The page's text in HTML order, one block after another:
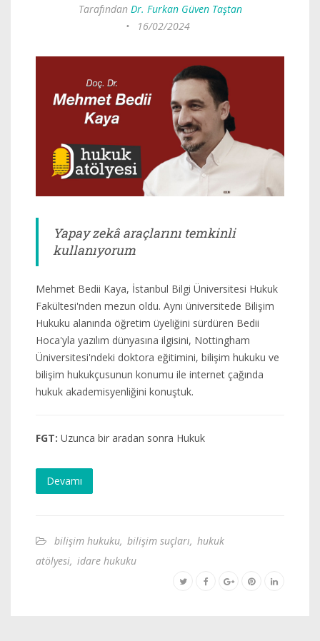
Tarafından Dr. Furkan Güven Taştan
•
16/02/2024
Yapay zekâ araçlarını temkinli
kullanıyorum
Mehmet Bedii Kaya, İstanbul Bilgi Üniversitesi Hukuk
Fakültesi'nden mezun oldu. Aynı üniversitede Bilişim
Hukuku alanında öğretim üyeliğini sürdüren Bedii
Hoca'yla yazılım dünyasına ilgisini, Nottingham
Üniversitesi'ndeki doktora eğitimini, bilişim hukuku ve
bilişim hukukçusunun konumu ile internet çağında
hukuk akademisyenliğini konuştuk.
FGT: Uzunca bir aradan sonra Hukuk
Devamı
bilişim hukuku, bilişim suçları, hukuk
atölyesi, idare hukuku